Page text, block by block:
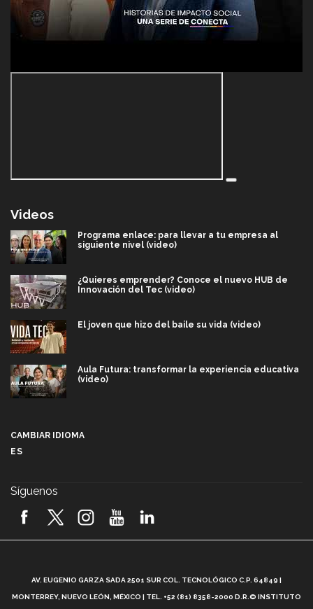
Videos
Programa enlace: para llevar a tu empresa al
siguiente nivel (video)
¿Quieres emprender? Conoce el nuevo HUB de
Innovación del Tec (video)
El joven que hizo del baile su vida (video)
Aula Futura: transformar la experiencia educativa
(video)
2026! (video)
¿Cómo es el Modelo Educativo Tec? (video)
CAMBIAR IDIOMA
ES
Síguenos
AV. EUGENIO GARZA SADA 2501 SUR COL. TECNOLÓGICO C.P. 64849 |
MONTERREY, NUEVO LEÓN, MÉXICO | TEL. +52 (81) 8358-2000 D.R.© INSTITUTO